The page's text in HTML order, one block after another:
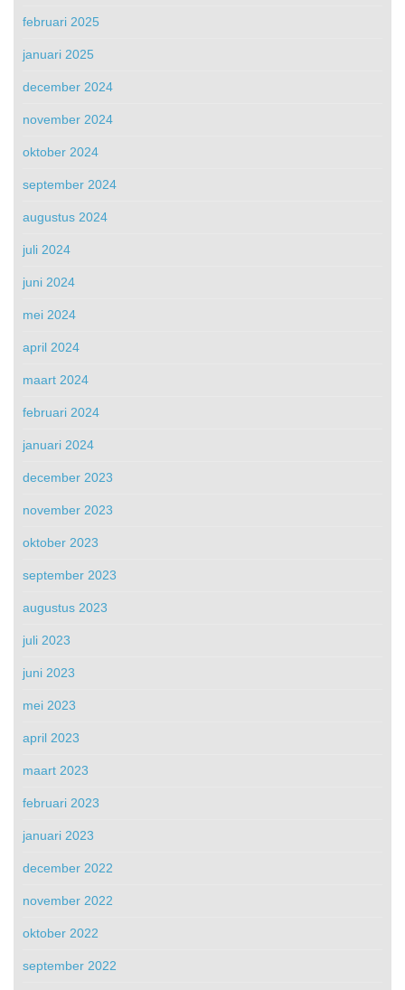
februari 2025
januari 2025
december 2024
november 2024
oktober 2024
september 2024
augustus 2024
juli 2024
juni 2024
mei 2024
april 2024
maart 2024
februari 2024
januari 2024
december 2023
november 2023
oktober 2023
september 2023
augustus 2023
juli 2023
juni 2023
mei 2023
april 2023
maart 2023
februari 2023
januari 2023
december 2022
november 2022
oktober 2022
september 2022